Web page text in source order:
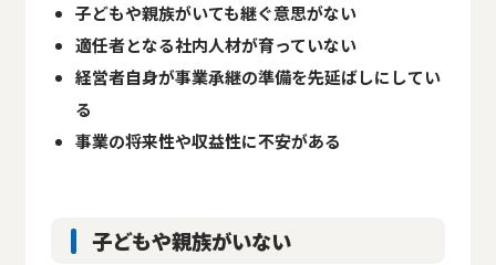
子どもや親族がいても継ぐ意思がない
適任者となる社内人材が育っていない
経営者自身が事業承継の準備を先延ばしにしてい
る
事業の将来性や収益性に不安がある
子どもや親族がいない